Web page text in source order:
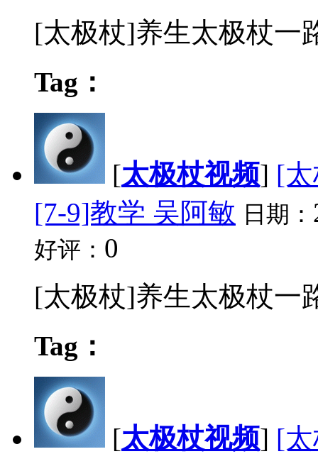
[太极杖]养生太极杖一
Tag：
[太极杖视频] [
[7-9]教学 吴阿敏 日期：
好评： 0
[太极杖]养生太极杖一
Tag：
[太极杖视频] [